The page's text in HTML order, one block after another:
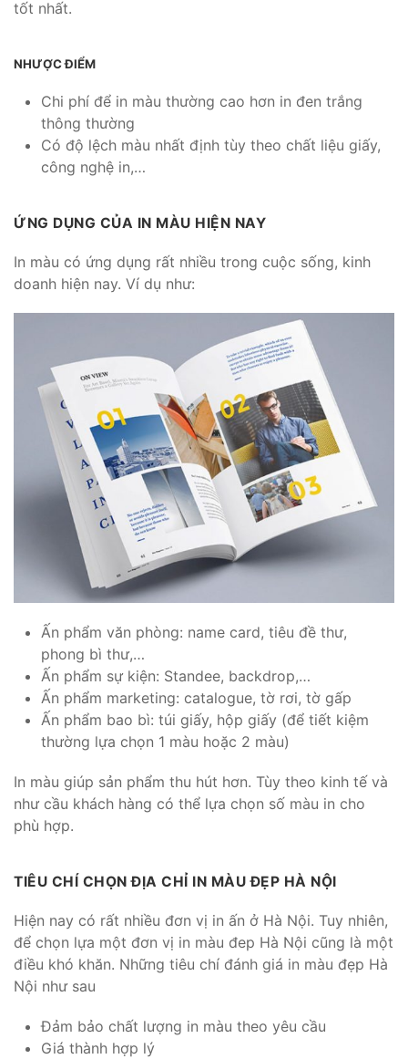
tốt nhất.
NHƯỢC ĐIỂM
Chi phí để in màu thường cao hơn in đen trắng
thông thường
Có độ lệch màu nhất định tùy theo chất liệu giấy,
công nghệ in,…
ỨNG DỤNG CỦA IN MÀU HIỆN NAY
In màu có ứng dụng rất nhiều trong cuộc sống, kinh
doanh hiện nay. Ví dụ như:
Ấn phẩm văn phòng: name card, tiêu đề thư,
phong bì thư,…
Ấn phẩm sự kiện: Standee, backdrop,…
Ấn phẩm marketing: catalogue, tờ rơi, tờ gấp
Ấn phẩm bao bì: túi giấy, hộp giấy (để tiết kiệm
thường lựa chọn 1 màu hoặc 2 màu)
In màu giúp sản phẩm thu hút hơn. Tùy theo kinh tế và
như cầu khách hàng có thể lựa chọn số màu in cho
phù hợp.
TIÊU CHÍ CHỌN ĐỊA CHỈ IN MÀU ĐẸP HÀ NỘI
Hiện nay có rất nhiều đơn vị in ấn ở Hà Nội. Tuy nhiên,
để chọn lựa một đơn vị in màu đep Hà Nội cũng là một
điều khó khăn. Những tiêu chí đánh giá in màu đẹp Hà
Nội như sau
Đảm bảo chất lượng in màu theo yêu cầu
Giá thành hợp lý